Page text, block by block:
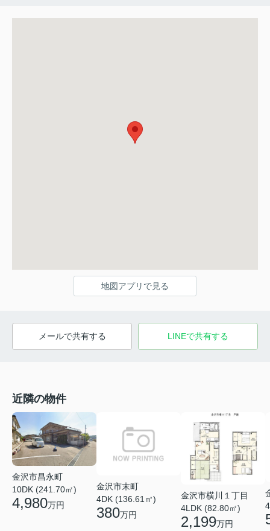
地図アプリで見る
メールで共有する LINEで共有する
近隣の物件
金沢市昌永町
10DK (241.70㎡)
4,980万円
金沢市末町
4DK (136.61㎡)
380万円
金沢市横川１丁目
4LDK (82.80㎡)
2,199万円